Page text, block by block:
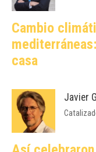
Cambio
casa
Javier